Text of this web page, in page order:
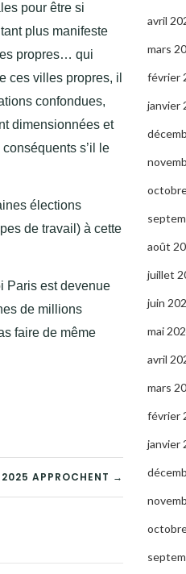
pour être si
plus manifeste
propres… qui
ces villes propres, il
confondues,
dimensionnées et
s’il le
élections
de travail) à cette
Paris est devenue
de millions
faire de même
2025 APPROCHENT →
avril
mars
février
janvier
août
juillet
juin
mai
avril
mars
février
janvier